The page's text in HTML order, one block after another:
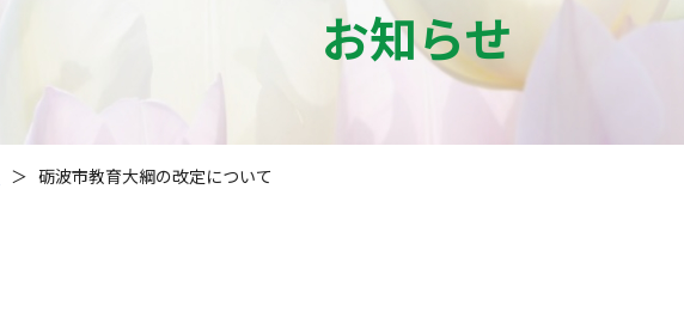
お知らせ
＞ 砺波市教育大綱の改定について